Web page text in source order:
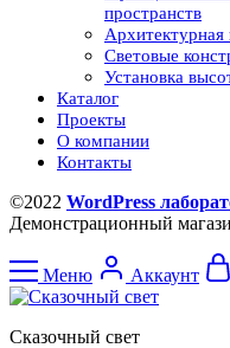
пространств
Архитектурная
Световые
Установка
Каталог
Проекты
О компании
Контакты
©2022 WordPress
Демонстрационный
Меню Аккаунт
Сказочный свет